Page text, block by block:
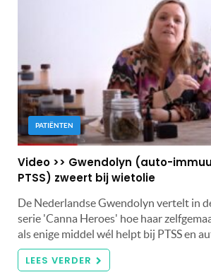
PATIËNTEN
Video >> Gwendolyn (auto-
PTSS) zweert bij wietolie
De Nederlandse Gwendolyn vertelt in
serie 'Canna Heroes' hoe haar
als enige middel wél helpt bij PTSS en
LEES VERDER